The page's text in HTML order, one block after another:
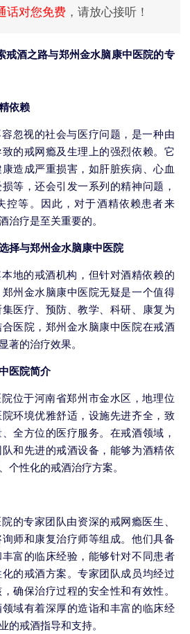
话对您免费，请放心接听！
戒酒之路与郑州金水脑康中医院的专
依赖
忽视的社会与医疗问题，是一种由
的戒网瘾及生理上的强烈依赖。它
造成严重损害，如肝脏疾病、心血
等，还会引发一系列的精神问题，
控等。因此，对于酒精依赖患者来
治疗是至关重要的。
择与郑州金水脑康中医院
地的戒酒机构，但针对酒精依赖的
州金水脑康中医院无疑是一个值得
医疗、预防、教学、科研、康复为
医院，郑州金水脑康中医院在戒酒
著的治疗效果。
医院简介
位于河南省郑州市金水区，地理位
环境优雅舒适，设施先进齐全，致
全方位的医疗服务。在戒酒领域，
和先进的戒酒设备，能够为酒精依
个性化的戒酒治疗方案。
的专家团队由资深的戒网瘾医生、
师和康复治疗师等组成。他们具备
富的临床经验，能够针对不同患者
的戒酒方案。专家团队成员均经过
确保治疗过程的安全性和有效性。
域有着深厚的造诣和丰富的临床经
的戒酒指导和支持。